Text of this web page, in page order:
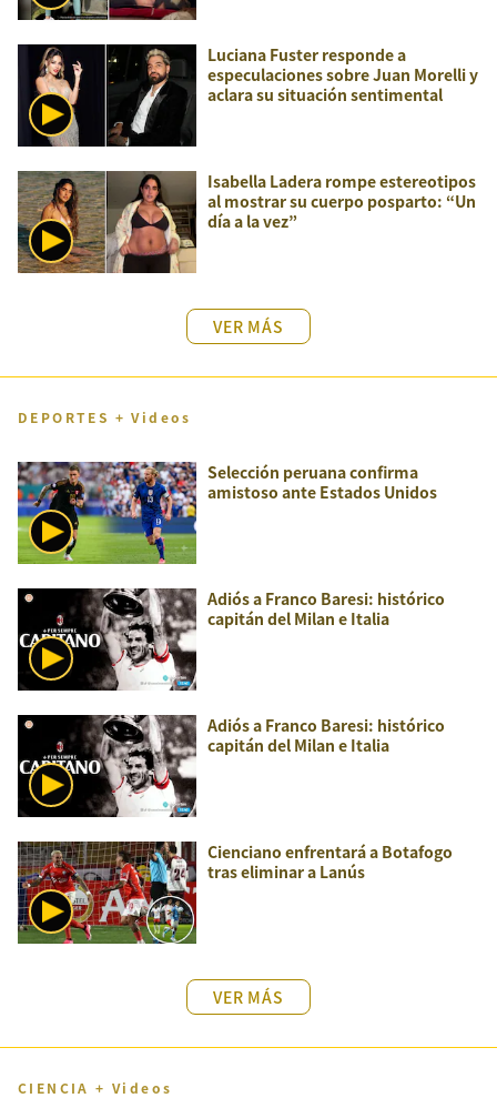
Luciana Fuster responde a
especulaciones sobre Juan Morelli y
aclara su situación sentimental
Isabella Ladera rompe estereotipos
al mostrar su cuerpo posparto: “Un
día a la vez”
VER MÁS
DEPORTES + Videos
Selección peruana confirma
amistoso ante Estados Unidos
Adiós a Franco Baresi: histórico
capitán del Milan e Italia
Adiós a Franco Baresi: histórico
capitán del Milan e Italia
Cienciano enfrentará a Botafogo
tras eliminar a Lanús
VER MÁS
CIENCIA + Videos